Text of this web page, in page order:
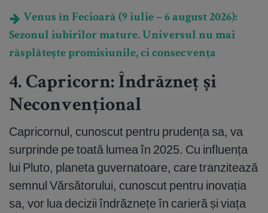
Venus în Fecioară (9 iulie – 6 august 2026):
Sezonul iubirilor mature. Universul nu mai
răsplătește promisiunile, ci consecvența
4. Capricorn: Îndrăzneț și
Neconvențional
Capricornul, cunoscut pentru prudența sa, va
surprinde pe toată lumea în 2025. Cu influența
lui Pluto, planeta guvernatoare, care tranzitează
semnul Vărsătorului, cunoscut pentru inovația
sa, vor lua decizii îndrăznețe în carieră și viața